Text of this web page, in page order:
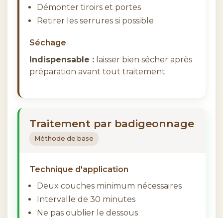
Démonter tiroirs et portes
Retirer les serrures si possible
Séchage
Indispensable : laisser bien sécher après
préparation avant tout traitement.
Traitement par badigeonnage
Méthode de base
Technique d'application
Deux couches minimum nécessaires
Intervalle de 30 minutes
Ne pas oublier le dessous